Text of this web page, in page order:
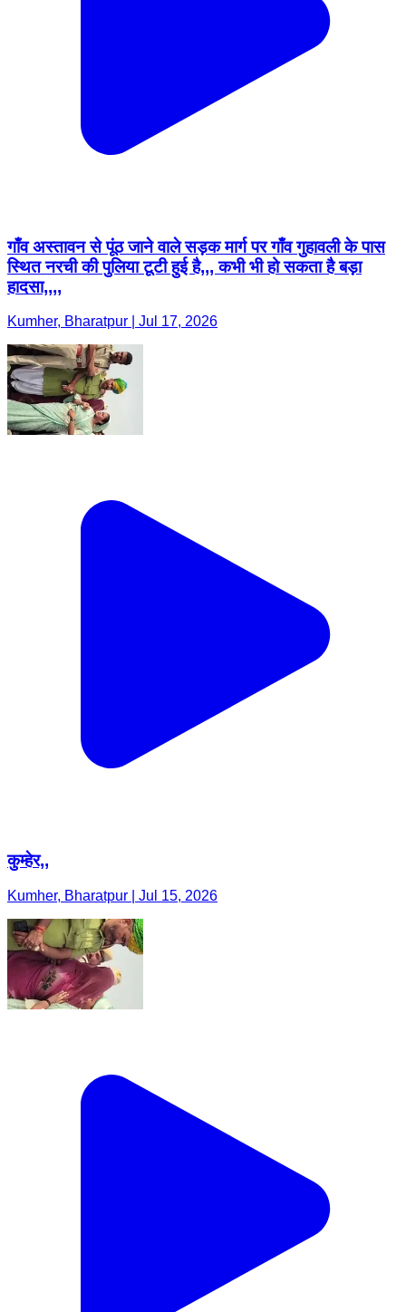
गाँव अस्तावन से पूंठ जाने वाले सड़क मार्ग पर गाँव गुहावली के पास
स्थित नरची की पुलिया टूटी हुई है,,, कभी भी हो सकता है बड़ा
हादसा,,,,
Kumher, Bharatpur | Jul 17, 2026
कुम्हेर,,
Kumher, Bharatpur | Jul 15, 2026